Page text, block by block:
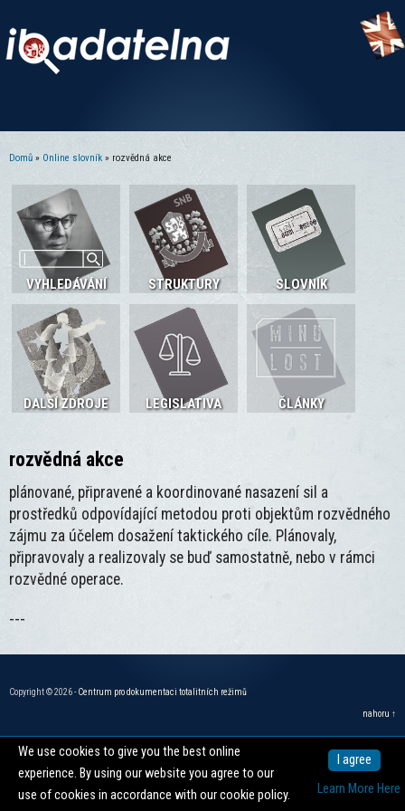
Domů » Online slovník » rozvědná akce
VYHLEDÁVÁNÍ STRUKTURY SLOVNÍK
DALŠÍ ZDROJE LEGISLATIVA ČLÁNKY
rozvědná akce
plánované, připravené a koordinované nasazení sil a
prostředků odpovídající metodou proti objektům rozvědného
zájmu za účelem dosažení taktického cíle. Plánovaly,
připravovaly a realizovaly se buď samostatně, nebo v rámci
rozvědné operace.
---
Copyright © 2026 -Centrum pro dokumentaci totalitních režimů
nahoru ↑
We use cookies to give you the best online
experience. By using our website you agree to our
use of cookies in accordance with our cookie policy.
I agree
Learn More Here